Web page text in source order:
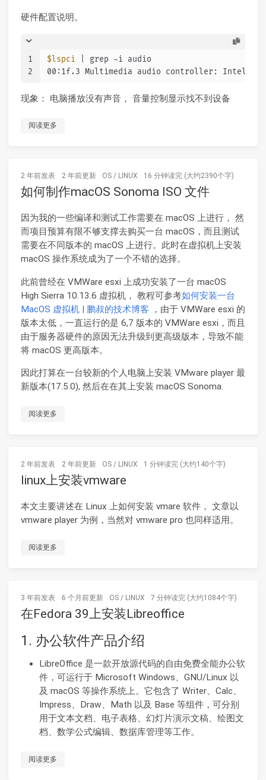
硬件配置说明。
1
2
$lspci | grep -i audio
00:1f.3 Multimedia audio controller: Intel
现象： 电脑播放没有声音， 音量控制显示找不到设备
阅读更多
2 年前发表 2 年前更新 OS / LINUX 16 分钟读完 (大约2390个字)
如何制作macOS Sonoma ISO 文件
因为我的一些编译和测试工作需要在 macOS 上进行， 然
而项目预算有限不够支撑去购买一台 macOS，而且测试
需要在不同版本的 macOS 上进行。此时在虚拟机上安装
macOS 操作系统成为了一个不错的选择。
此前曾经在 VMWare esxi 上成功安装了一台 macOS
High Sierra 10.13.6 虚拟机， 教程可参考如何安装一台
MacOS 虚拟机 | 鹏叔的技术博客
，由于 VMWare esxi 的
版本太低，一直运行的是 6,7 版本的 VMWare esxi，而且
由于服务器硬件的原因无法升级到更高级版本，导致不能
将 macOS 更高版本。
因此打算在一台较新的个人电脑上安装 VMware player 最
新版本(17.5.0), 然后在在其上安装 macOS Sonoma.
阅读更多
2 年前发表 2 年前更新 OS / LINUX 1 分钟读完 (大约140个字)
linux上安装vmware
本文主要讲述在 Linux 上如何安装 vmare 软件， 文章以
vmware player 为例，当然对 vmware pro 也同样适用。
阅读更多
3 年前发表 6 个月前更新 OS / LINUX 7 分钟读完 (大约1084个字)
在Fedora 39上安装Libreoffice
1. 办公软件产品介绍
LibreOffice 是一款开放源代码的自由免费全能办公软
件，可运行于 Microsoft Windows、GNU/Linux 以
及 macOS 等操作系统上。它包含了 Writer、Calc、
Impress、Draw、Math 以及 Base 等组件，可分别
用于文本文档、电子表格、幻灯片演示文稿、绘图文
档、数学公式编辑、数据库管理等工作。
阅读更多